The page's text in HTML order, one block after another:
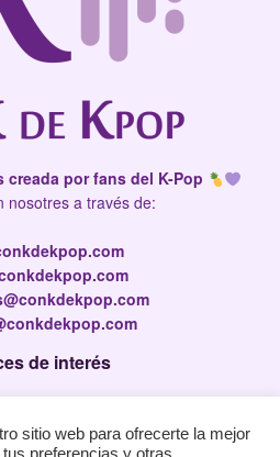
creada por fans del K-Pop
nosotres a través de:
de interés
de privacidad
sitio web para ofrecerte la mejor